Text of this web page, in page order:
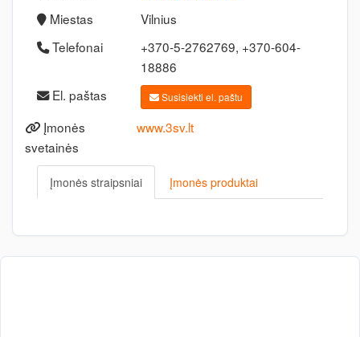
Miestas
Vilnius
Telefonai
+370-5-2762769, +370-604-
18886
El. paštas
Susisiekti el. paštu
Įmonės
svetainės
www.3sv.lt
Įmonės straipsniai Įmonės produktai